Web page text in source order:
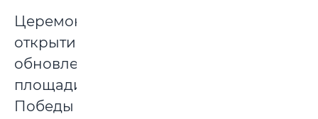
Церемония
открытия
обновленной
площади
Победы